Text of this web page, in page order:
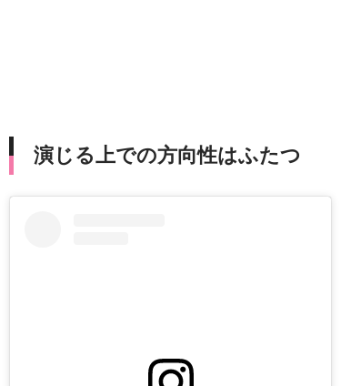
演じる上での方向性はふたつ